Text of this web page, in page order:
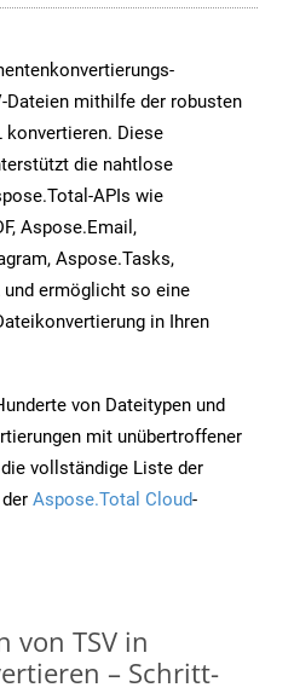
Dateien mithilfe der robusten
konvertieren. Diese
die nahtlose
APIs wie
Aspose.Email,
Aspose.Tasks,
ermöglicht so eine
in Ihren
von Dateitypen und
mit unübertroffener
vollständige Liste der
Aspose.Total Cloud-
von TSV in
– Schritt-